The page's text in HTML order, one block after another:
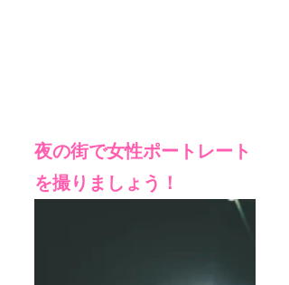
夜の街で女性ポートレート
を撮りましょう！